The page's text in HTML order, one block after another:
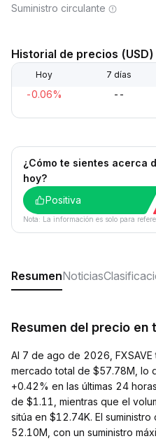
Suministro circulante
Historial de precios (USD)
Hoy 7 días
-0.06% --
¿Cómo te sientes acerca
hoy?
Positiva
Nota: La información es solo para
ResumenNoticias
Resumen del precio en
Al 7 de ago de 2026,
mercado total de $57.78M, lo
+0.42% en las últimas 24
de $1.11, mientras que el
sitúa en $12.74K. El
52.10M, con un suministro